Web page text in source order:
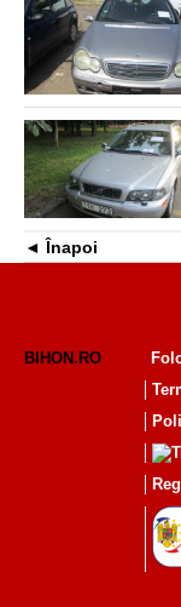
Înapoi
BIHON.RO